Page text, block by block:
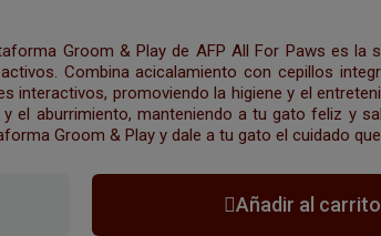
Groom & Play de AFP All For Paws es la
Combina acicalamiento con cepillos
interactivos, promoviendo la higiene y el
el aburrimiento, manteniendo a tu gato feliz y
Groom & Play y dale a tu gato el cuidado
Añadir al carrito